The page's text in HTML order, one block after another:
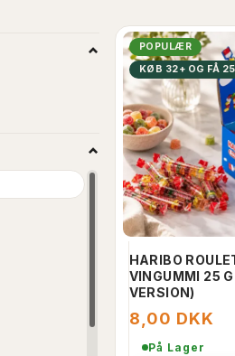
POPULÆR
KØB 32+ OG FÅ
HARIBO
VINGUMMI 25
VERSION)
8,00 DKK
På Lager